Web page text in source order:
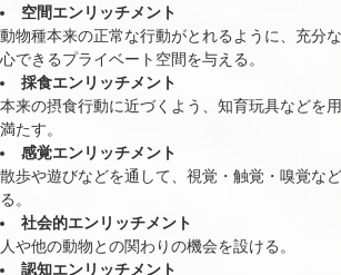
空間エンリッチメント
動物種本来の正常な行動がとれるように、充分
心できるプライベート空間を与える。
採食エンリッチメント
本来の摂食行動に近づくよう、知育玩具などを
満たす。
感覚エンリッチメント
散歩や遊びなどを通して、視覚・触覚・嗅覚な
る。
社会的エンリッチメント
人や他の動物との関わりの機会を設ける。
認知エンリッチメント